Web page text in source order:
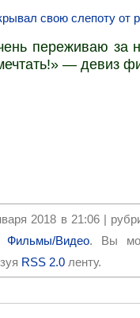
свою слепоту от
переживаю за
— девиз
2018 в 21:06 |
Фильмы/Видео. Вы
RSS 2.0 ленту.